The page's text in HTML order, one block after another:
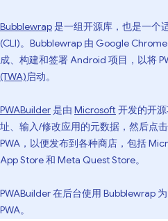
Bubblewrap是一组开源库，也是一个
(CLI)。Bubblewrap 由 Google
成、构建和签署 Android 项目，以将
(TWA)启动。
PWABuilder是由 Microsoft 开发的开
址、输入/修改应用的元数据，然后点
PWA，以便发布到各种商店，包括
App Store 和 Meta Quest Store。
PWABuilder 在后台使用 Bubblewrap
PWA。